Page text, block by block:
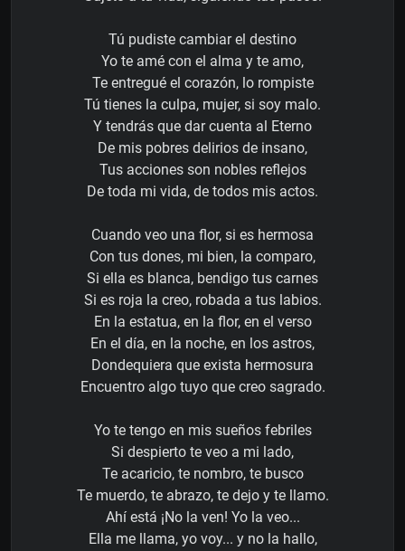
Tú pudiste cambiar el destino
Yo te amé con el alma y te amo,
Te entregué el corazón, lo rompiste
Tú tienes la culpa, mujer, si soy malo.
Y tendrás que dar cuenta al Eterno
De mis pobres delirios de insano,
Tus acciones son nobles reflejos
De toda mi vida, de todos mis actos.
Cuando veo una flor, si es hermosa
Con tus dones, mi bien, la comparo,
Si ella es blanca, bendigo tus carnes
Si es roja la creo, robada a tus labios.
En la estatua, en la flor, en el verso
En el día, en la noche, en los astros,
Dondequiera que exista hermosura
Encuentro algo tuyo que creo sagrado.
Yo te tengo en mis sueños febriles
Si despierto te veo a mi lado,
Te acaricio, te nombro, te busco
Te muerdo, te abrazo, te dejo y te llamo.
Ahí está ¡No la ven! Yo la veo...
Ella me llama, yo voy... y no la hallo,